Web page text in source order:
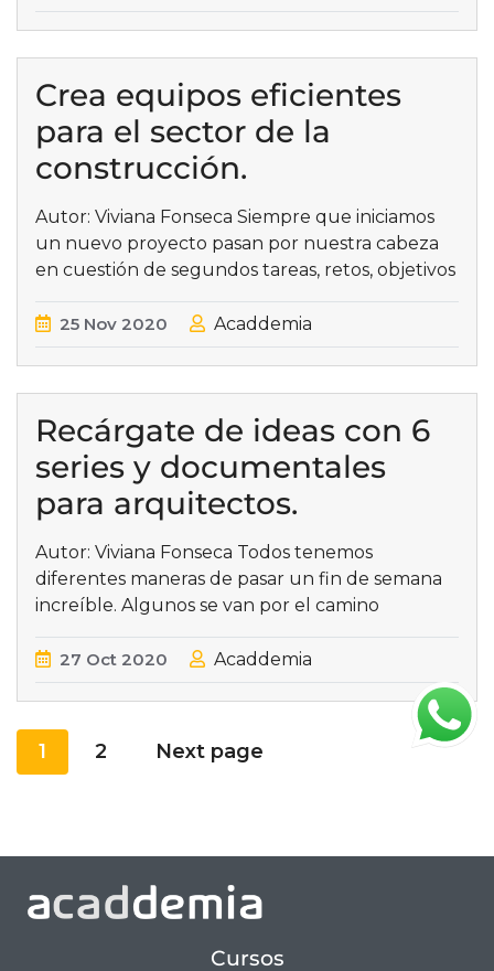
Crea equipos eficientes
para el sector de la
construcción.
Autor: Viviana Fonseca Siempre que iniciamos
un nuevo proyecto pasan por nuestra cabeza
en cuestión de segundos tareas, retos, objetivos
25 Nov 2020 Acaddemia
Recárgate de ideas con 6
series y documentales
para arquitectos.
Autor: Viviana Fonseca Todos tenemos
diferentes maneras de pasar un fin de semana
increíble. Algunos se van por el camino
27 Oct 2020 Acaddemia
1 2 Next page
Cursos